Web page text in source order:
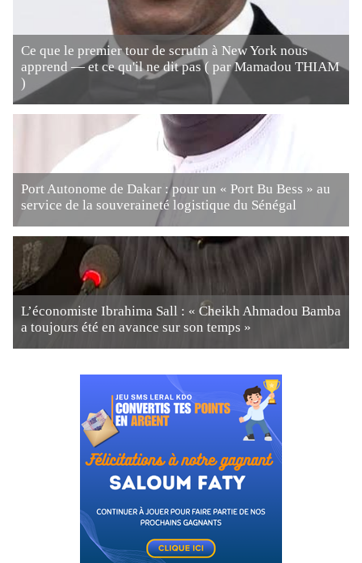
Ce que le premier tour de scrutin à New York nous
apprend — et ce qu'il ne dit pas ( par Mamadou THIAM
)
Port Autonome de Dakar : pour un « Port Bu Bess » au
service de la souveraineté logistique du Sénégal
L’économiste Ibrahima Sall : « Cheikh Ahmadou Bamba
a toujours été en avance sur son temps »